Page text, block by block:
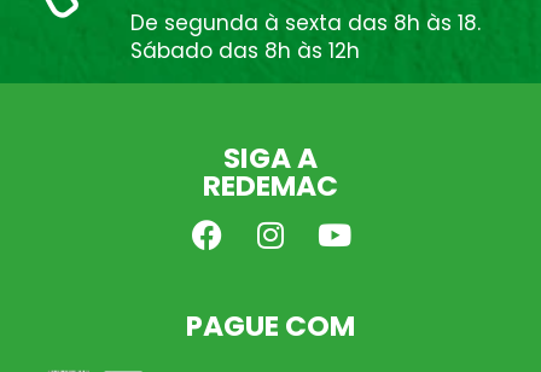
De segunda à sexta das 8h às 18.
Sábado das 8h às 12h
SIGA A
REDEMAC
PAGUE COM